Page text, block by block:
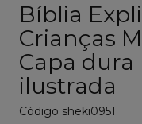
Bíblia
Crianças
Capa dura
ilustrada
Código sheki0951